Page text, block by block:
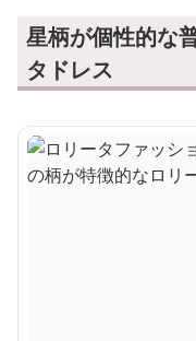
星柄が個性的な
タドレス